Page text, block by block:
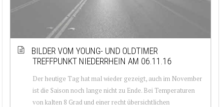
BILDER VOM YOUNG- UND OLDTIMER
TREFFPUNKT NIEDERRHEIN AM 06.11.16
Der heutige Tag hat mal wieder gezeigt, auch im November
ist die Saison noch lange nicht zu Ende. Bei Temperaturen
von kalten 8 Grad und einer recht übersichtlichen